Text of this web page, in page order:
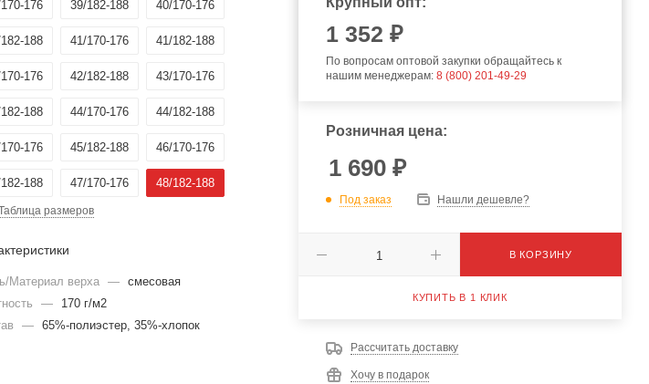
176
39/182-188 40/170-176
188 41/170-176 41/182-188
176 42/182-188 43/170-176
188 44/170-176 44/182-188
176 45/182-188 46/170-176
188 47/170-176 48/182-188
размеров
Материал верха —
смесовая
—
170 г/м2
— 65%-полиэстер, 35%-хлопок
1 352 ₽
По вопросам оптовой закупки обращайтесь к
нашим менеджерам: 8 (800) 201-49-29
Розничная цена:
1 690₽
Под заказ Нашли дешевле?
В КОРЗИНУ
КУПИТЬ В 1 КЛИК
Рассчитать доставку
Хочу в подарок